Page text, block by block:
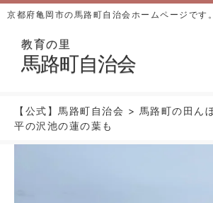
京都府亀岡市の馬路町自治会ホームページです。
教育の里
馬路町自治会
【公式】馬路町自治会 > 馬路町の田ん
平の沢池の蓮の葉も